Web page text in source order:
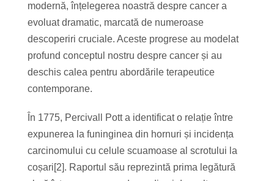
modernă, înțelegerea noastră despre cancer a
evoluat dramatic, marcată de numeroase
descoperiri cruciale. Aceste progrese au modelat
profund conceptul nostru despre cancer și au
deschis calea pentru abordările terapeutice
contemporane.
În 1775, Percivall Pott a identificat o relație între
expunerea la funinginea din hornuri și incidența
carcinomului cu celule scuamoase al scrotului la
coșari[2]. Raportul său reprezintă prima legătură